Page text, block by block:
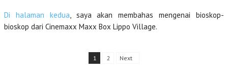
Di halaman kedua, saya akan membahas mengenai bioskop-
bioskop dari Cinemaxx Maxx Box Lippo Village.
1 2 Next